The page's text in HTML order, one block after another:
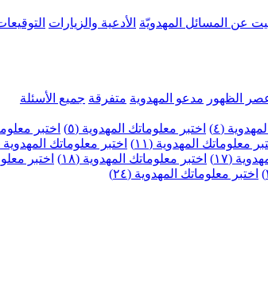
عن المسائل المهدويّة الأدعية والزيارات
الظهور مدعو المهدوية متفرقة جميع الأسئلة
(٤) اختبر معلوماتك المهدوية (٥) اختبر
معلوماتك المهدوية (١١) اختبر معلوماتك المهدوية
(١٧) اختبر معلوماتك المهدوية (١٨) اختبر
اختبر معلوماتك المهدوية (٢٤)